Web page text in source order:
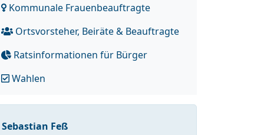
Kommunale Frauenbeauftragte
Ortsvorsteher, Beiräte & Beauftragte
Ratsinformationen für Bürger
Wahlen
Sebastian Feß